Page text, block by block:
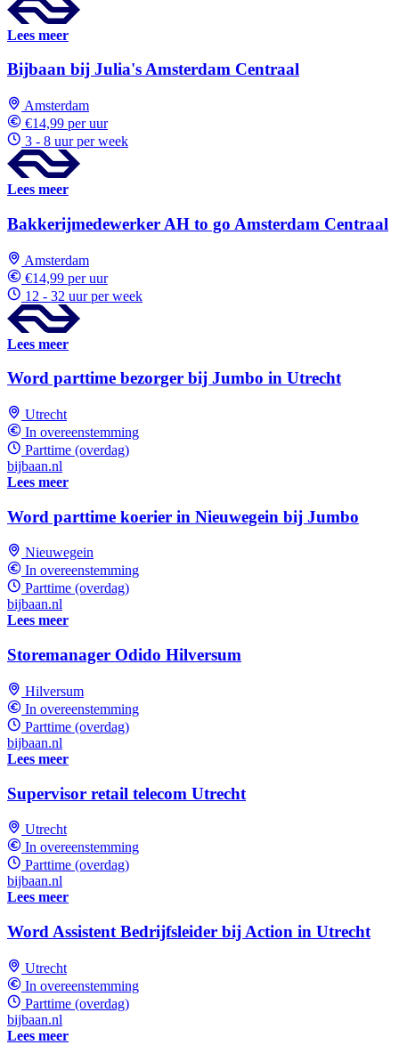
Lees meer
Bijbaan bij Julia's Amsterdam Centraal
Amsterdam
€14,99 per uur
3 - 8 uur per week
Lees meer
Bakkerijmedewerker AH to go Amsterdam Centraal
Amsterdam
€14,99 per uur
12 - 32 uur per week
Lees meer
Word parttime bezorger bij Jumbo in Utrecht
Utrecht
In overeenstemming
Parttime (overdag)
bijbaan.nl
Lees meer
Word parttime koerier in Nieuwegein bij Jumbo
Nieuwegein
In overeenstemming
Parttime (overdag)
bijbaan.nl
Lees meer
Storemanager Odido Hilversum
Hilversum
In overeenstemming
Parttime (overdag)
bijbaan.nl
Lees meer
Supervisor retail telecom Utrecht
Utrecht
In overeenstemming
Parttime (overdag)
bijbaan.nl
Lees meer
Word Assistent Bedrijfsleider bij Action in Utrecht
Utrecht
In overeenstemming
Parttime (overdag)
bijbaan.nl
Lees meer